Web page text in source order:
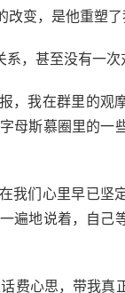
变，是他重塑了
，甚至没有一次
，我在群里的观
母斯慕圈里的一
我们心里早已坚
遍地说着，自己
费心思，带我真